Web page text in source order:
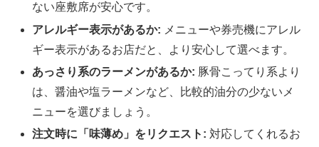
ない座敷席が安心です。
アレルギー表示があるか: メニューや券売機にアレル
ギー表示があるお店だと、より安心して選べます。
あっさり系のラーメンがあるか: 豚骨こってり系より
は、醤油や塩ラーメンなど、比較的油分の少ないメ
ニューを選びましょう。
注文時に「味薄め」をリクエスト: 対応してくれるお